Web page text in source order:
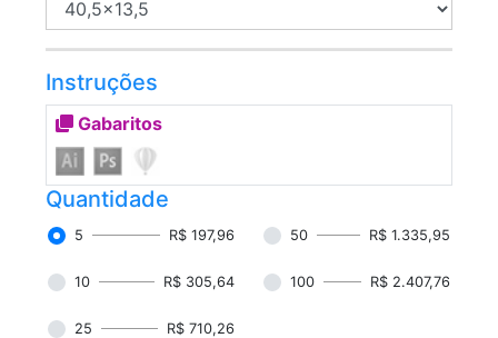
Instruções
Gabaritos
Quantidade
5 R$ 197,96 50 R$ 1.335,95
10 R$ 305,64 100 R$ 2.407,76
25 R$ 710,26